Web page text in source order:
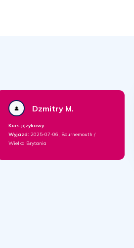
Dzmitry M.
Kurs językowy
Wyjazd: 2025-07-06, Bournemouth /
Wielka Brytania